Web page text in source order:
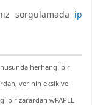
sorgulamada ip
herhangi bir
verinin eksik ve
bir zarardan wPAPEL